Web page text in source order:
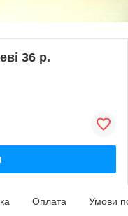
36 р.
Оплата Умови